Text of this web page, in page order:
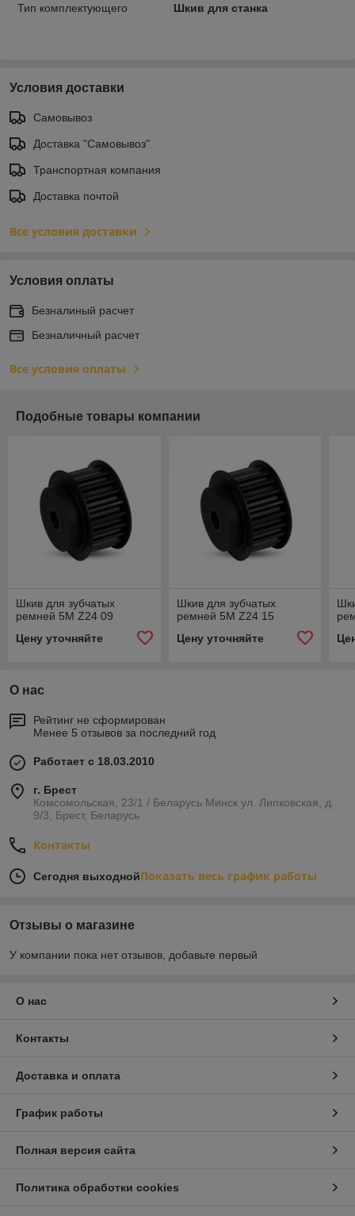
Тип комплектующего
Шкив для станка
Условия доставки
Самовывоз
Доставка "Самовывоз"
Транспортная компания
Доставка почтой
Все условия доставки
Условия оплаты
Безналиный расчет
Безналичный расчет
Все условия оплаты
Подобные товары компании
Шкив для зубчатых
ремней 5M Z24 09
Цену уточняйте
Шкив для зубчатых
ремней 5M Z24 15
Цену уточняйте
О нас
Рейтинг не сформирован
Менее 5 отзывов за последний год
Работает с 18.03.2010
г. Брест
Комсомольская, 23/1 / Беларусь Минск ул. Липковская, д.
9/3, Брест, Беларусь
Контакты
Сегодня выходнойПоказать весь график работы
Отзывы о магазине
У компании пока нет отзывов, добавьте первый
О нас
Контакты
Доставка и оплата
График работы
Полная версия сайта
Политика обработки cookies